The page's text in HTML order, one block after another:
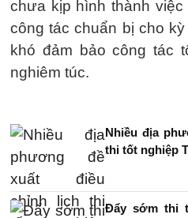
chưa kịp hình thành việc
công tác chuẩn bị cho
khó đảm bảo công tác
nghiêm túc.
Nhiều địa
thi tốt nghiệp
Đẩy sớm thi